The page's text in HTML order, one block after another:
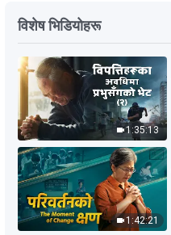
विशेष भिडियोहरू
1:35:13
1:42:21